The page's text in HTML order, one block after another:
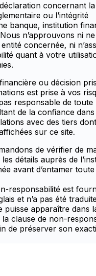
concernant
ou l’intégrité
banque, institution
n’approuvons ni
entité concernée, ni
quant à votre
ou décision
est prise à vos
responsable de
de la confiance dans
avec des tiers
sur ce site.
de vérifier de
détails auprès de
avant d’entamer
responsabilité est
et n’a pas été
puisse apparaître dans
clause de non-
de préserver son